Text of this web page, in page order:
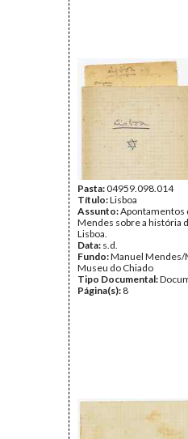
Pasta:04959.098.014
Título:Lisboa
Assunto:Apontamentos
Mendes sobre a história
Lisboa.
Data: s.d.
Fundo:Manuel Mendes/
Museu do Chiado
Tipo Documental:
Página(s): 8